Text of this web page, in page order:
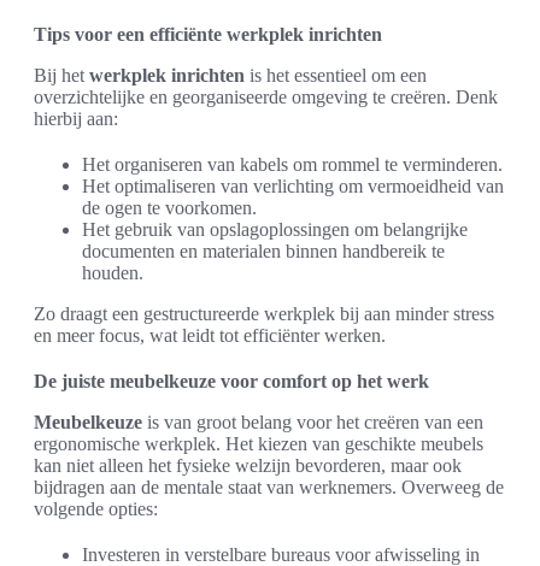
Tips voor een efficiënte werkplek inrichten
Bij het werkplek inrichten is het essentieel om een
overzichtelijke en georganiseerde omgeving te creëren. Denk
hierbij aan:
Het organiseren van kabels om rommel te verminderen.
Het optimaliseren van verlichting om vermoeidheid van
de ogen te voorkomen.
Het gebruik van opslagoplossingen om belangrijke
documenten en materialen binnen handbereik te
houden.
Zo draagt een gestructureerde werkplek bij aan minder stress
en meer focus, wat leidt tot efficiënter werken.
De juiste meubelkeuze voor comfort op het werk
Meubelkeuze is van groot belang voor het creëren van een
ergonomische werkplek. Het kiezen van geschikte meubels
kan niet alleen het fysieke welzijn bevorderen, maar ook
bijdragen aan de mentale staat van werknemers. Overweeg de
volgende opties:
Investeren in verstelbare bureaus voor afwisseling in